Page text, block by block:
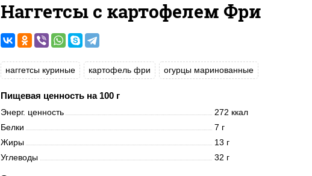
Наггетсы с картофелем Фри
наггетсы куриные картофель фри огурцы маринованные
Пищевая ценность на 100 г
Энерг. ценность
272 ккал
Белки
7 г
Жиры
13 г
Углеводы
32 г